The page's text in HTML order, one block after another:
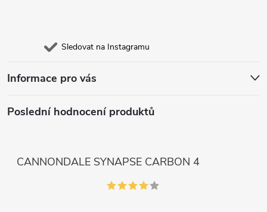
Sledovat na Instagramu
Informace pro vás
Poslední hodnocení produktů
CANNONDALE SYNAPSE CARBON 4